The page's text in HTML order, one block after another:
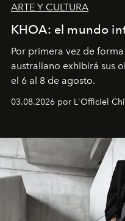
ARTE Y CULTURA
KHOA: el mundo
Por primera vez de
australiano exhibirá sus
el 6 al 8 de agosto.
03.08.2026 por L'Officiel